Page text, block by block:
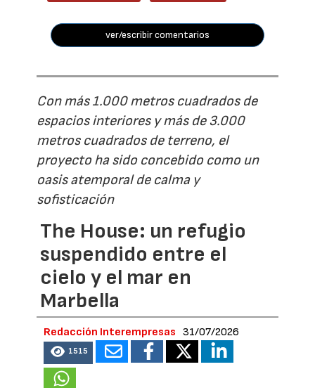
ver/escribir comentarios
Con más 1.000 metros cuadrados de
espacios interiores y más de 3.000
metros cuadrados de terreno, el
proyecto ha sido concebido como un
oasis atemporal de calma y
sofisticación
The House: un refugio
suspendido entre el
cielo y el mar en
Marbella
Redacción Interempresas 31/07/2026
1515